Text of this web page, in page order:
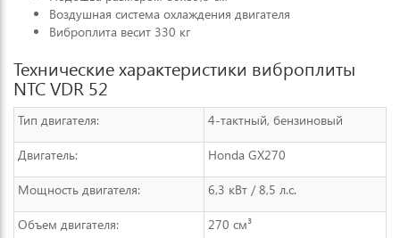
Воздушная система охлаждения двигателя
Виброплита весит 330 кг
Технические характеристики виброплиты
NTC VDR 52
Тип двигателя: 4-тактный, бензиновый
Двигатель: Honda GX270
Мощность двигателя: 6,3 кВт / 8,5 л.с.
Объем двигателя: 270 см³